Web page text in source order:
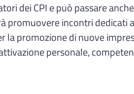
dei CPI e può passare
promuovere incontri
promozione di nuove
personale,